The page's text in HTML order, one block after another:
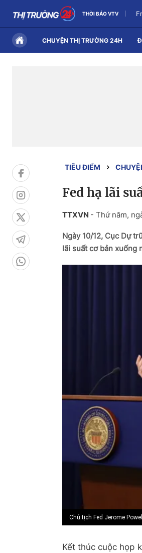
THỜI BÁO VTV
CHUYỆN THỊ TRƯỜNG 24H
TIÊU ĐIỂM
Fed hạ lãi
TTXVN - Thứ năm,
Ngày 10/12, Cục Dự
lãi suất cơ bản xuống
Chủ tịch Fed Jerome
Kết thúc cuộc họp